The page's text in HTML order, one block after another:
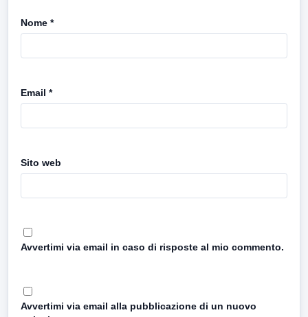
Nome *
Email *
Sito web
Avvertimi via email in caso di risposte al mio commento.
Avvertimi via email alla pubblicazione di un nuovo